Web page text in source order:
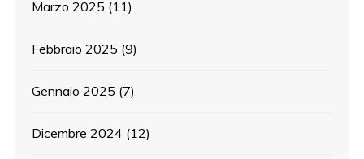
Marzo 2025 (11)
Febbraio 2025 (9)
Gennaio 2025 (7)
Dicembre 2024 (12)